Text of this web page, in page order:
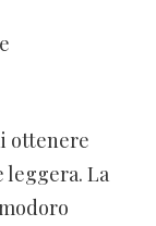
ottenere
La